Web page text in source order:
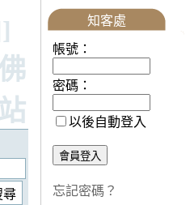
知客處
帳號：
密碼：
以後自動登入
忘記密碼？